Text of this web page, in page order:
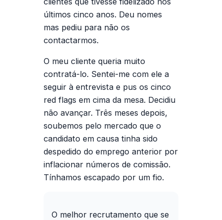
últimos cinco anos. Deu nomes
mas pediu para não os
contactarmos.
O meu cliente queria muito
contratá-lo. Sentei-me com ele a
seguir à entrevista e pus os cinco
red flags em cima da mesa. Decidiu
não avançar. Três meses depois,
soubemos pelo mercado que o
candidato em causa tinha sido
despedido do emprego anterior por
inflacionar números de comissão.
Tínhamos escapado por um fio.
O melhor recrutamento que se